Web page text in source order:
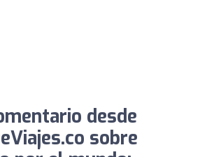
desde
sobre